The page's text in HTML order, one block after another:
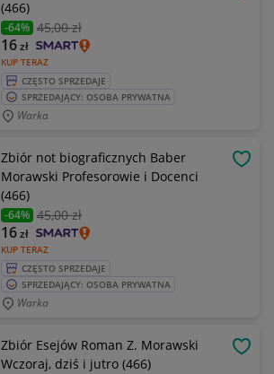
(466)
-64% 45,00 zł
KUP TERAZ
16zł
CZĘSTO SPRZEDAJE
SPRZEDAJĄCY: OSOBA PRYWATNA
Warka
Zbiór not biograficznych Baber
Morawski Profesorowie i Docenci
(466)
-64% 45,00 zł
KUP TERAZ
16zł
CZĘSTO SPRZEDAJE
SPRZEDAJĄCY: OSOBA PRYWATNA
Warka
Zbiór Esejów Roman Z. Morawski
Wczoraj, dziś i jutro (466)